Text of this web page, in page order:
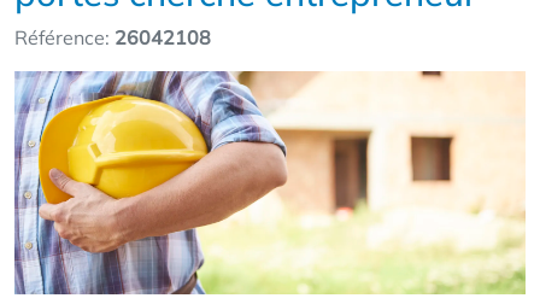
Référence: 26042108